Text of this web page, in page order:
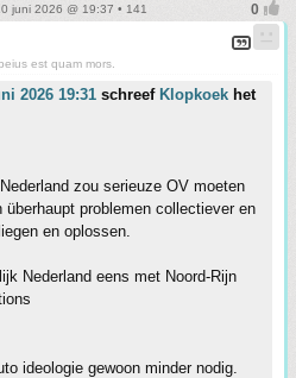
juni 2026 @ 19:37 • 141
est quam mors.
2026 19:31 schreef Klopkoek het
zou serieuze OV moeten
überhaupt problemen collectiever en
en oplossen.
Nederland eens met Noord-Rijn
ideologie gewoon minder nodig.